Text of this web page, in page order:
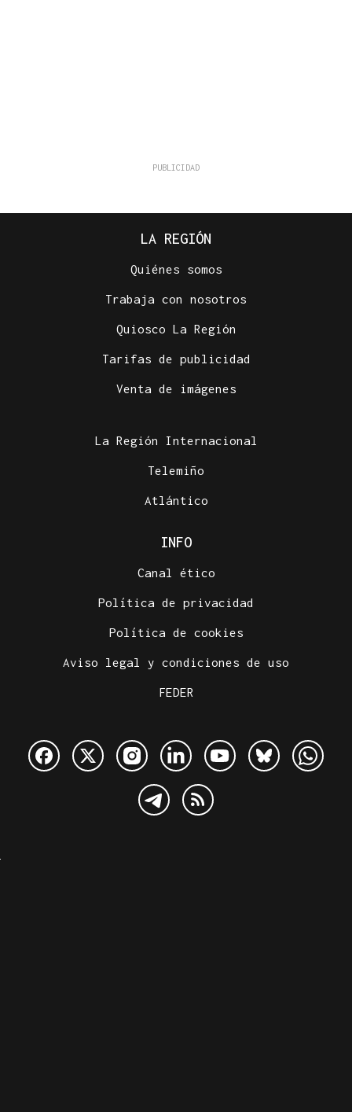
LA REGIÓN
Quiénes somos
Trabaja con nosotros
Quiosco La Región
Tarifas de publicidad
Venta de imágenes
La Región Internacional
Telemiño
Atlántico
INFO
Canal ético
Política de privacidad
Política de cookies
Aviso legal y condiciones de uso
FEDER